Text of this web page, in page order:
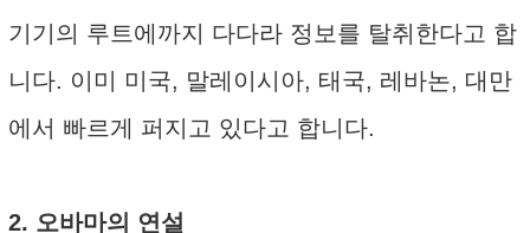
기기의 루트에까지 다다라 정보를 탈취한다고 합
니다. 이미 미국, 말레이시아, 태국, 레바논, 대만
에서 빠르게 퍼지고 있다고 합니다.
2. 오바마의 연설